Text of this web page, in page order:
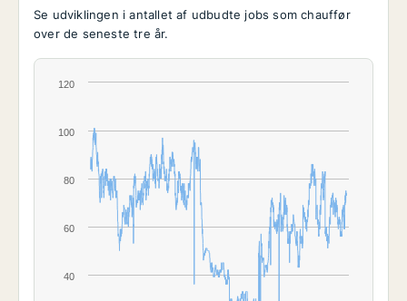
Se udviklingen i antallet af udbudte jobs som chauffør
over de seneste tre år.
40
60
80
100
120